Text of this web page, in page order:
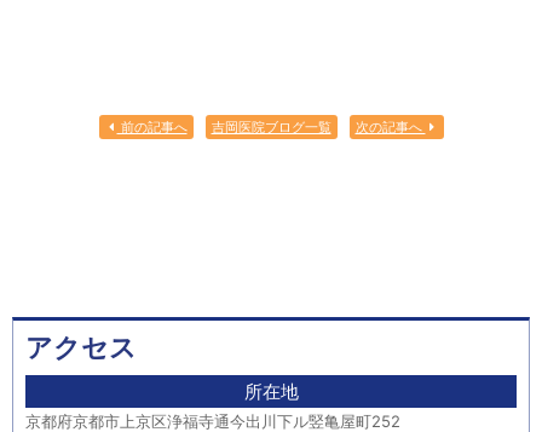
前の記事へ 吉岡医院ブログ一覧 次の記事へ
アクセス
所在地
京都府京都市上京区浄福寺通今出川下ル竪亀屋町252